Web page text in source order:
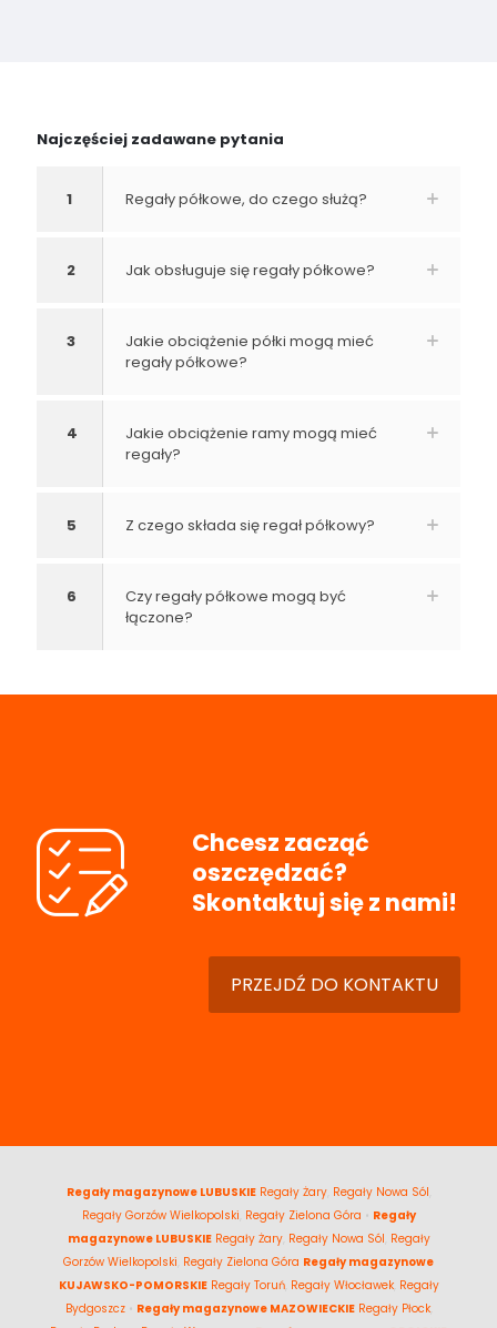
Najczęściej zadawane pytania
1 Regały półkowe, do czego służą?
2 Jak obsługuje się regały półkowe?
3
Jakie obciążenie półki mogą mieć
regały półkowe?
4
Jakie obciążenie ramy mogą mieć
regały?
5 Z czego składa się regał półkowy?
6
Czy regały półkowe mogą być
łączone?
Chcesz zacząć
oszczędzać?
Skontaktuj się z nami!
PRZEJDŹ DO KONTAKTU
Regały magazynowe LUBUSKIE Regały Żary, Regały Nowa Sól
Regały Gorzów Wielkopolski Regały Zielona Góra • Regały
magazynowe LUBUSKIE Regały Żary, Regały Nowa Sól Regały
Gorzów Wielkopolski Regały Zielona Góra Regały magazynowe
KUJAWSKO-POMORSKIE Regały Toruń, Regały Włocławek, Regały
Bydgoszcz• Regały magazynowe MAZOWIECKIE Regały Płock,